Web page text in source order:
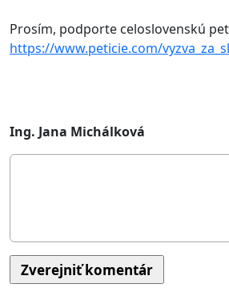
Prosím, podporte celoslovenskú
https://www.peticie.com/
Ing. Jana Michálková